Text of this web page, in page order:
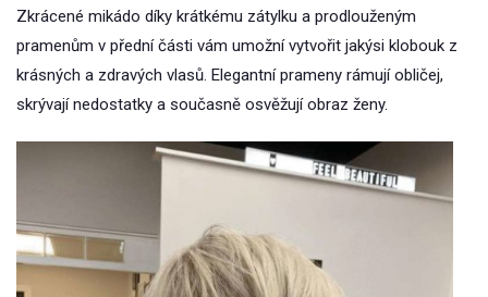
Zkrácené mikádo díky krátkému zátylku a prodlouženým
pramenům v přední části vám umožní vytvořit jakýsi klobouk z
krásných a zdravých vlasů. Elegantní prameny rámují obličej,
skrývají nedostatky a současně osvěžují obraz ženy.